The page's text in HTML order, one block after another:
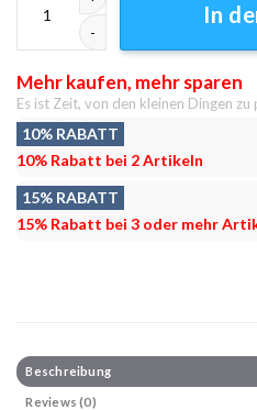
In
Mehr kaufen, mehr sparen
Es ist Zeit, von den kleinen Dingen
10% RABATT
10% Rabatt bei 2 Artikeln
15% RABATT
15% Rabatt bei 3 oder mehr
Beschreibung
Reviews (0)